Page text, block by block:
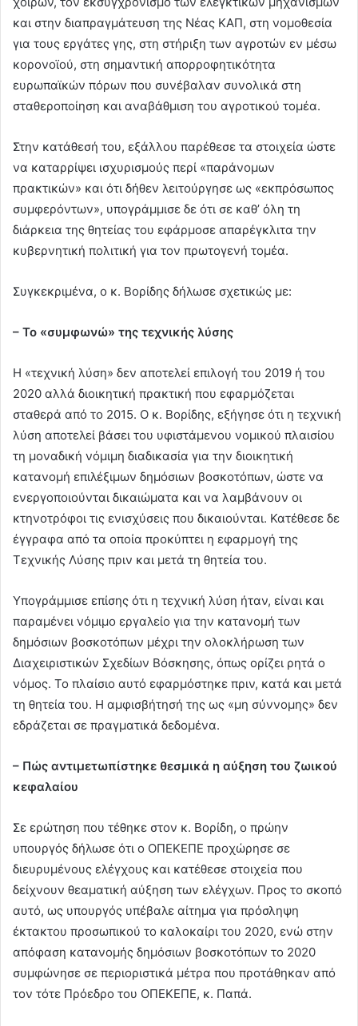
και στην διαπραγμάτευση της Νέας ΚΑΠ, στη νομοθεσία
για τους εργάτες γης, στη στήριξη των αγροτών εν μέσω
κορονοϊού, στη σημαντική απορροφητικότητα
ευρωπαϊκών πόρων που συνέβαλαν συνολικά στη
σταθεροποίηση και αναβάθμιση του αγροτικού τομέα.
Στην κατάθεσή του, εξάλλου παρέθεσε τα στοιχεία ώστε
να καταρρίψει ισχυρισμούς περί «παράνομων
πρακτικών» και ότι δήθεν λειτούργησε ως «εκπρόσωπος
συμφερόντων», υπογράμμισε δε ότι σε καθ’ όλη τη
διάρκεια της θητείας του εφάρμοσε απαρέγκλιτα την
κυβερνητική πολιτική για τον πρωτογενή τομέα.
Συγκεκριμένα, ο κ. Βορίδης δήλωσε σχετικώς με:
– Το «συμφωνώ» της τεχνικής λύσης
Η «τεχνική λύση» δεν αποτελεί επιλογή του 2019 ή του
2020 αλλά διοικητική πρακτική που εφαρμόζεται
σταθερά από το 2015. Ο κ. Βορίδης, εξήγησε ότι η τεχνική
λύση αποτελεί βάσει του υφιστάμενου νομικού πλαισίου
τη μοναδική νόμιμη διαδικασία για την διοικητική
κατανομή επιλέξιμων δημόσιων βοσκοτόπων, ώστε να
ενεργοποιούνται δικαιώματα και να λαμβάνουν οι
κτηνοτρόφοι τις ενισχύσεις που δικαιούνται. Κατέθεσε δε
έγγραφα από τα οποία προκύπτει η εφαρμογή της
Τεχνικής Λύσης πριν και μετά τη θητεία του.
Υπογράμμισε επίσης ότι η τεχνική λύση ήταν, είναι και
παραμένει νόμιμο εργαλείο για την κατανομή των
δημόσιων βοσκοτόπων μέχρι την ολοκλήρωση των
Διαχειριστικών Σχεδίων Βόσκησης, όπως ορίζει ρητά ο
νόμος. Το πλαίσιο αυτό εφαρμόστηκε πριν, κατά και μετά
τη θητεία του. Η αμφισβήτησή της ως «μη σύννομης» δεν
εδράζεται σε πραγματικά δεδομένα.
– Πώς αντιμετωπίστηκε θεσμικά η αύξηση του ζωικού
κεφαλαίου
Σε ερώτηση που τέθηκε στον κ. Βορίδη, ο πρώην
υπουργός δήλωσε ότι ο ΟΠΕΚΕΠΕ προχώρησε σε
διευρυμένους ελέγχους και κατέθεσε στοιχεία που
δείχνουν θεαματική αύξηση των ελέγχων. Προς το σκοπό
αυτό, ως υπουργός υπέβαλε αίτημα για πρόσληψη
έκτακτου προσωπικού το καλοκαίρι του 2020, ενώ στην
απόφαση κατανομής δημόσιων βοσκοτόπων το 2020
συμφώνησε σε περιοριστικά μέτρα που προτάθηκαν από
τον τότε Πρόεδρο του ΟΠΕΚΕΠΕ, κ. Παπά.